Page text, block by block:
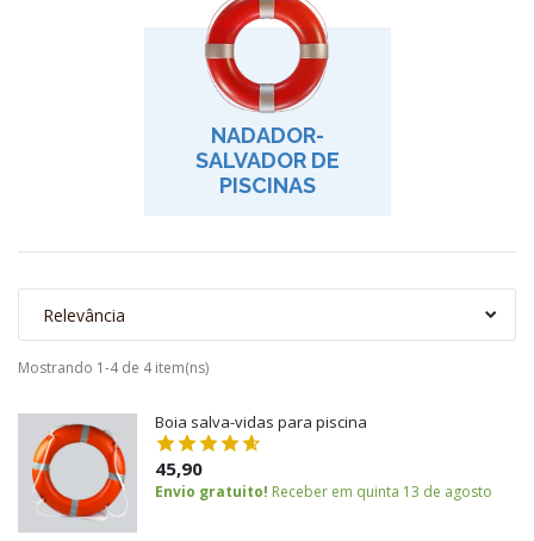
NADADOR-
SALVADOR DE
PISCINAS
Relevância
Mostrando 1-4 de 4 item(ns)
Boia salva-vidas para piscina
45,90
Envio gratuito! Receber em quinta 13 de agosto